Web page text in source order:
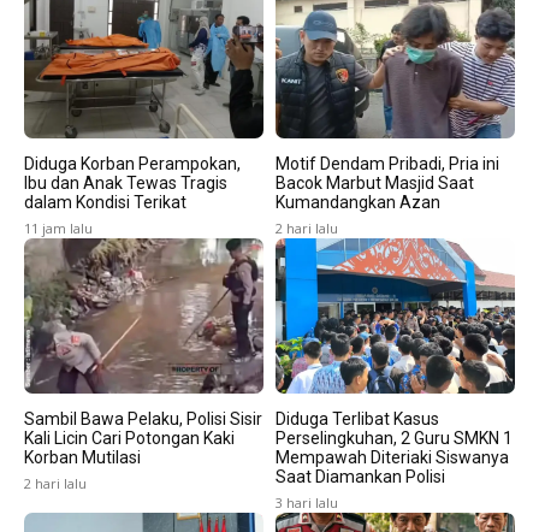
Diduga Korban Perampokan,
Ibu dan Anak Tewas Tragis
dalam Kondisi Terikat
11 jam lalu
Motif Dendam Pribadi, Pria ini
Bacok Marbut Masjid Saat
Kumandangkan Azan
2 hari lalu
Sambil Bawa Pelaku, Polisi Sisir
Kali Licin Cari Potongan Kaki
Korban Mutilasi
2 hari lalu
Diduga Terlibat Kasus
Perselingkuhan, 2 Guru SMKN 1
Mempawah Diteriaki Siswanya
Saat Diamankan Polisi
3 hari lalu